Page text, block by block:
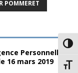
POMMERET
Personnelle
16 mars 2019